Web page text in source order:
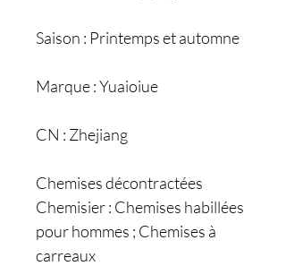
Saison : Printemps et automne
Marque : Yuaioiue
CN : Zhejiang
Chemises décontractées
Chemisier : Chemises habillées
pour hommes ; Chemises à
carreaux